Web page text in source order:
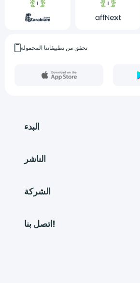
تحقق من تطبيقاتنا المحمولة
البدء
الناشر
الشركة
اتصل بنا!